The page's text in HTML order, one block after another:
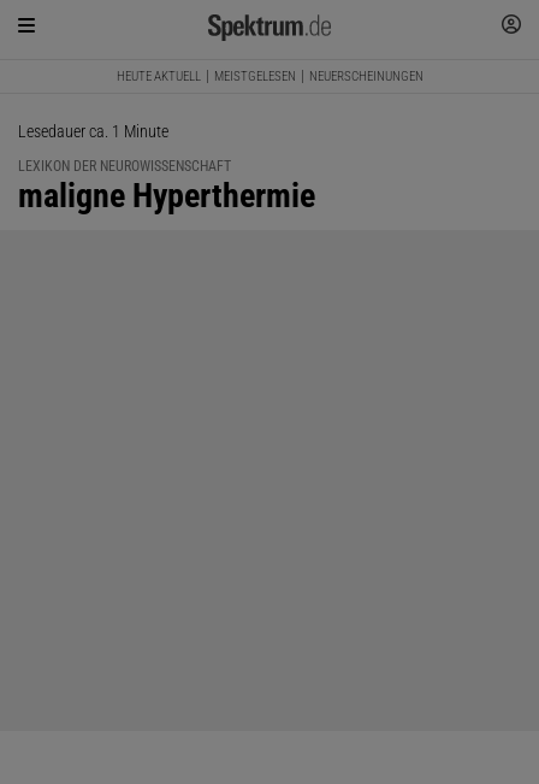
HEUTE AKTUELL MEISTGELESEN NEUERSCHEINUNGEN
Lesedauer ca. 1 Minute
LEXIKON DER NEUROWISSENSCHAFT
:
maligne Hyperthermie